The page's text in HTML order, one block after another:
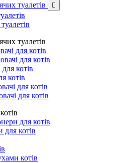
туалетів

туалетів
для котів
для котів
котів
котів
для котів
для котів
для котів
для котів
котів